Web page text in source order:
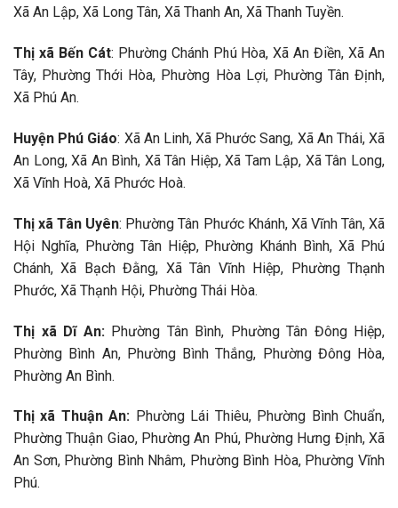
Xã An Lập, Xã Long Tân, Xã Thanh An, Xã Thanh Tuyền.
Thị xã Bến Cát: Phường Chánh Phú Hòa, Xã An Điền, Xã An
Tây, Phường Thới Hòa, Phường Hòa Lợi, Phường Tân Định,
Xã Phú An.
Huyện Phú Giáo: Xã An Linh, Xã Phước Sang, Xã An Thái, Xã
An Long, Xã An Bình, Xã Tân Hiệp, Xã Tam Lập, Xã Tân Long,
Xã Vĩnh Hoà, Xã Phước Hoà.
Thị xã Tân Uyên: Phường Tân Phước Khánh, Xã Vĩnh Tân, Xã
Hội Nghĩa, Phường Tân Hiệp, Phường Khánh Bình, Xã Phú
Chánh, Xã Bạch Đằng, Xã Tân Vĩnh Hiệp, Phường Thạnh
Phước, Xã Thạnh Hội, Phường Thái Hòa.
Thị xã Dĩ An:Phường Tân Bình, Phường Tân Đông Hiệp,
Phường Bình An, Phường Bình Thắng, Phường Đông Hòa,
Phường An Bình.
Thị xã Thuận An: Phường Lái Thiêu, Phường Bình Chuẩn,
Phường Thuận Giao, Phường An Phú, Phường Hưng Định, Xã
An Sơn, Phường Bình Nhâm, Phường Bình Hòa, Phường Vĩnh
Phú.